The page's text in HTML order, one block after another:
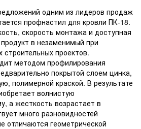
одним из лидеров продаж
профнастил для кровли ПК-18.
скорость монтажа и доступная
в незаменимый при
проектов.
методом профилирования
покрытой слоем цинка,
полимерной краской. В результате
волнистую
а жесткость возрастает в
много разновидностей
отличаются геометрической